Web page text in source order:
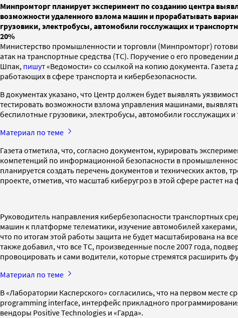
Минпромторг планирует эксперимент по созданию центра
возможности удаленного взлома машин и прорабатывать
грузовики, электробусы, автомобили госслужащих и
20%
Министерство промышленности и торговли (Минпромторг)
атак на транспортные средства (ТС). Поручение о его
Шпак, пишут«Ведомости» со ссылкой на копию документа.
работающих в сфере транспорта и кибербезопасности.
В документах указано, что Центр должен будет выявлять
тестировать возможности взлома управления машинами,
беспилотные грузовики, электробусы, автомобили госслужащих
Материал по теме
Газета отметила, что, согласно документом, курировать
компетенций по информационной безопасности в
планируется создать перечень документов и технических
проекте, отметив, что масштаб киберугроз в этой сфере растет
Руководитель направления кибербезопасности транспортных
машин к платформе телематики, изучение автомобилей
что по итогам этой работы защита не будет масштабирована на
также добавил, что все ТС, произведенные после 2007 года,
провоцировать и сами водители, которые стремятся
Материал по теме
В «Лаборатории Касперского» согласились, что на первом
programming interface, интерфейс прикладного
вендоры Positive Technologies и «Гарда».